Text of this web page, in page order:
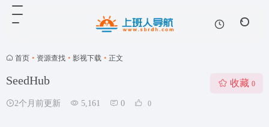
首页 • 资源查找 • 影视下载 • 正文
SeedHub
2个月前更新 5,161 0 0
收藏 0